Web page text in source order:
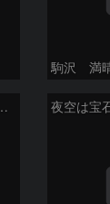
駒沢 満
Seestar50